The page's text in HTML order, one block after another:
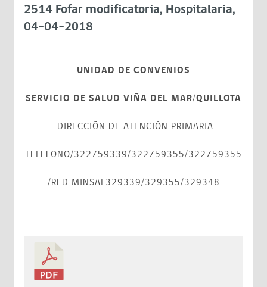
2514 Fofar modificatoria, Hospitalaria,
04-04-2018
UNIDAD DE CONVENIOS
SERVICIO DE SALUD VIÑA DEL MAR/QUILLOTA
DIRECCIÓN DE ATENCIÓN PRIMARIA
TELEFONO/322759339/322759355/322759355
/RED MINSAL329339/329355/329348